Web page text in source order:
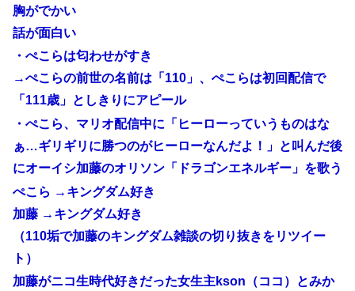
胸がでかい
話が面白い
・ぺこらは匂わせがすき
→ぺこらの前世の名前は「110」、ぺこらは初回配信で
「111歳」としきりにアピール
・ぺこら、マリオ配信中に「ヒーローっていうものはな
ぁ…ギリギリに勝つのがヒーローなんだよ！」と叫んだ後
にオーイシ加藤のオリソン「ドラゴンエネルギー」を歌う
ぺこら →キングダム好き
加藤 →キングダム好き
（110垢で加藤のキングダム雑談の切り抜きをリツイー
ト）
加藤がニコ生時代好きだった女生主kson（ココ）とみか